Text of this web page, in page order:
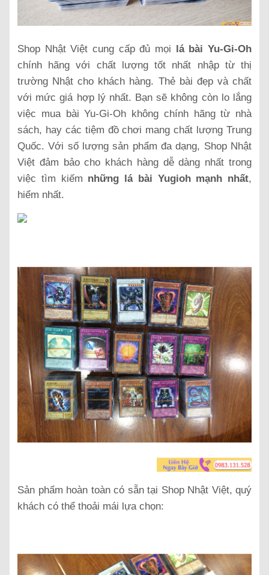
Shop Nhật Việt cung cấp đủ mọi
lá bài Yu-Gi-Oh
chính hãng với chất lượng tốt nhất nhập từ thị
trường Nhật cho khách hàng. Thẻ bài đẹp và chất
với mức giá hợp lý nhất. Bạn sẽ không còn lo lắng
việc mua bài Yu-Gi-Oh không chính hãng từ nhà
sách, hay các tiệm đồ chơi mang chất lượng Trung
Quốc. Với số lượng sản phẩm đa dạng, Shop Nhật
Việt đảm bảo cho khách hàng dễ dàng nhất trong
việc tìm kiếm những lá bài Yugioh mạnh nhất,
hiểm nhất.
Sản phẩm hoàn toàn có sẵn tại Shop Nhật Việt, quý
khách có thể thoải mái lựa chọn: